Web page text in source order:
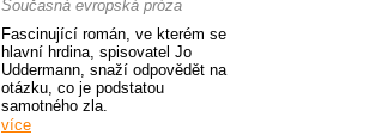
Současná evropská próza
Fascinující román, ve kterém se
hlavní hrdina, spisovatel Jo
Uddermann, snaží odpovědět na
otázku, co je podstatou
samotného zla.
více